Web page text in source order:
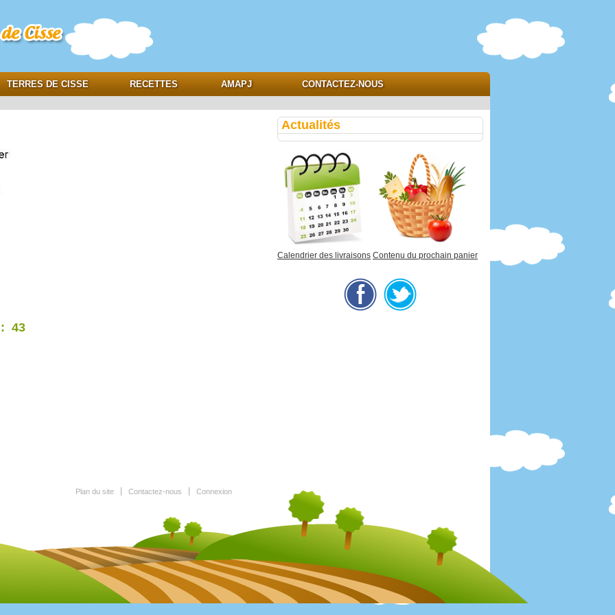
TERRES DE CISSE RECETTES AMAPJ CONTACTEZ-NOUS
: 43
Actualités
Calendrier des livraisons Contenu du prochain panier
Plan du site Contactez-nous Connexion